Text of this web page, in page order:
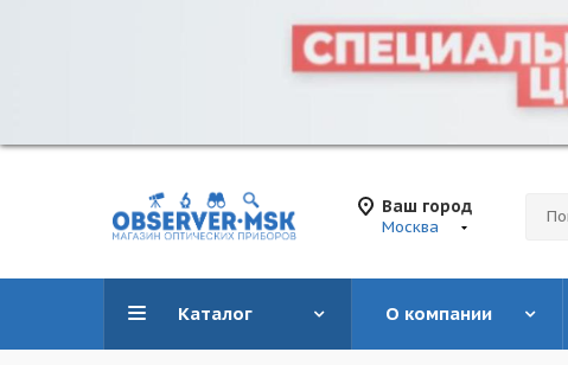
Ваш город
Москва
Каталог О компании